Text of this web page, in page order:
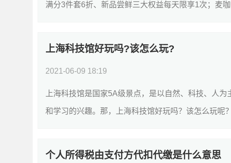
满分3件套6折、新品尝鲜三大权益每天限享1次；麦
上海科技馆好玩吗?该怎么玩?
2021-06-09 18:19
上海科技馆是国家5A级景点，是以自然、科技、人
和学习的兴趣。那，上海科技馆好玩吗？该怎么玩呢
个人所得税由支付方代扣代缴是什么意思